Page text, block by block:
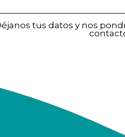
tus datos y nos